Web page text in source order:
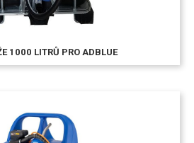
1000 LITRŮ PRO ADBLUE